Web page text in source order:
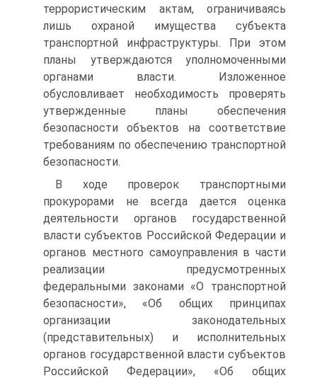
террористическим актам, ограничиваясь
лишь охраной имущества субъекта
транспортной инфраструктуры. При этом
планы утверждаются уполномоченными
органами власти. Изложенное
обусловливает необходимость проверять
утвержденные планы обеспечения
безопасности объектов на соответствие
требованиям по обеспечению транспортной
безопасности.
В ходе проверок транспортными
прокурорами не всегда дается оценка
деятельности органов государственной
власти субъектов Российской Федерации и
органов местного самоуправления в части
реализации предусмотренных
федеральными законами «О транспортной
безопасности», «Об общих принципах
организации законодательных
(представительных) и исполнительных
органов государственной власти субъектов
Российской Федерации», «Об общих